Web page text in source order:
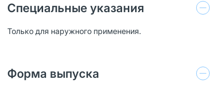
Специальные указания
Только для наружного применения.
Форма выпуска